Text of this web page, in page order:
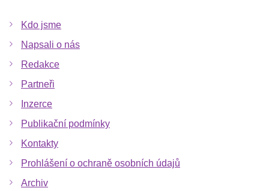
Kdo jsme
Napsali o nás
Redakce
Partneři
Inzerce
Publikační podmínky
Kontakty
Prohlášení o ochraně osobních údajů
Archiv